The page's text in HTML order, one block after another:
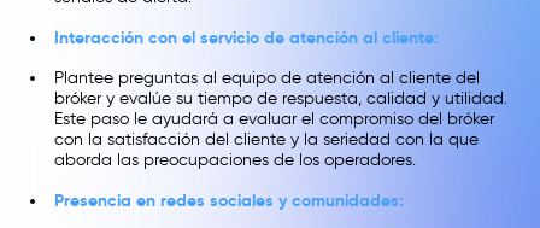
Interacción con el servicio de atención al cliente:
Plantee preguntas al equipo de atención al cliente del
bróker y evalúe su tiempo de respuesta, calidad y utilidad.
Este paso le ayudará a evaluar el compromiso del bróker
con la satisfacción del cliente y la seriedad con la que
aborda las preocupaciones de los operadores.
Presencia en redes sociales y comunidades: